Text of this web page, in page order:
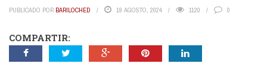
PUBLICADO POR BARILOCHED 19 AGOSTO, 2024 1120 0
COMPARTIR: